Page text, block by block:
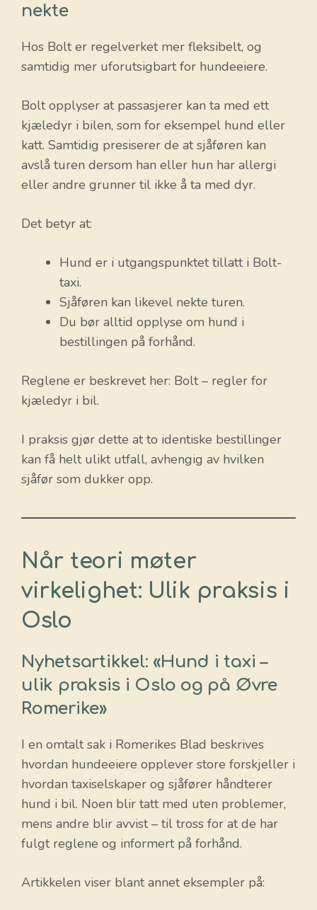
nekte
Hos Bolt er regelverket mer fleksibelt, og
samtidig mer uforutsigbart for hundeeiere.
Bolt opplyser at passasjerer kan ta med ett
kjæledyr i bilen, som for eksempel hund eller
katt. Samtidig presiserer de at sjåføren kan
avslå turen dersom han eller hun har allergi
eller andre grunner til ikke å ta med dyr.
Det betyr at:
Hund er i utgangspunktet tillatt i Bolt-
taxi.
Sjåføren kan likevel nekte turen.
Du bør alltid opplyse om hund i
bestillingen på forhånd.
Reglene er beskrevet her: Bolt – regler for
kjæledyr i bil.
I praksis gjør dette at to identiske bestillinger
kan få helt ulikt utfall, avhengig av hvilken
sjåfør som dukker opp.
Når teori møter
virkelighet: Ulik praksis i
Oslo
Nyhetsartikkel: «Hund i taxi –
ulik praksis i Oslo og på Øvre
Romerike»
I en omtalt sak i Romerikes Blad beskrives
hvordan hundeeiere opplever store forskjeller i
hvordan taxiselskaper og sjåfører håndterer
hund i bil. Noen blir tatt med uten problemer,
mens andre blir avvist – til tross for at de har
fulgt reglene og informert på forhånd.
Artikkelen viser blant annet eksempler på: